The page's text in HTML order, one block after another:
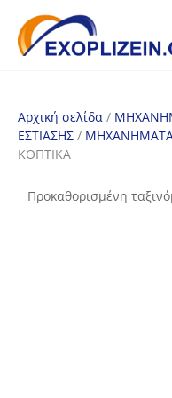
στο
περιεχόμενο
Αρχική σελίδα /
ΕΣΤΙΑΣΗΣ / ΜΗΧΑΝΗΜΑΤΑ
ΚΟΠΤΙΚΑ